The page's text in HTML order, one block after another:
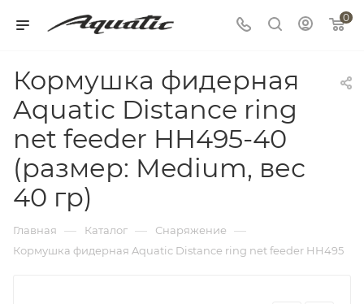
0
Кормушка фидерная
Aquatic Distance ring
net feeder HH495-40
(размер: Medium, вес
40 гр)
Главная — Каталог — Снаряжение —
Кормушка фидерная Aquatic Distance ring net feeder HH495